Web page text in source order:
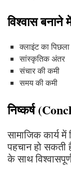
विश्वास बनाने
क्लाइंट का
सांस्कृतिक अंतर
संचार की कमी
समय की कमी
निष्कर्ष
सामाजिक कार्य
पहचान हो सकती
के साथ